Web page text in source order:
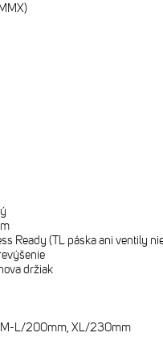
Ready (TL páska ani ventily
držiak
M-L/200mm, XL/230mm